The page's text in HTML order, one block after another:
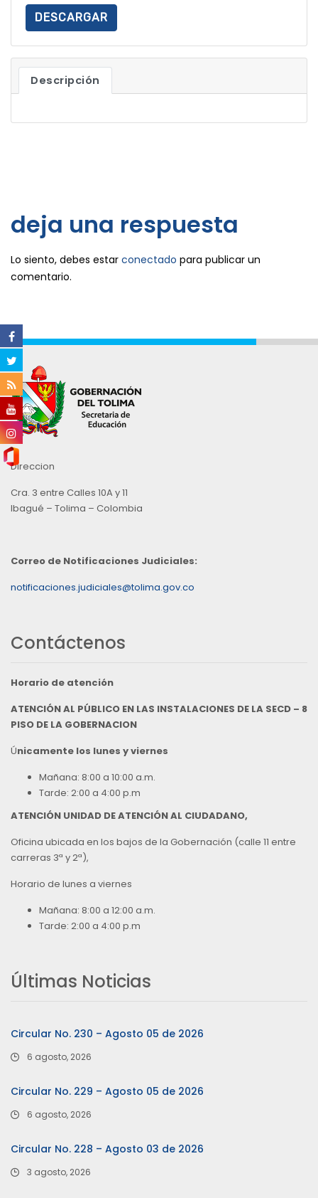
DESCARGAR
Descripción
deja una respuesta
Lo siento, debes estar conectado para publicar un
comentario.
Direccion
Cra. 3 entre Calles 10A y 11
Ibagué – Tolima – Colombia
Correo de Notificaciones Judiciales:
notificaciones.judiciales@tolima.gov.co
Contáctenos
Horario de atención
ATENCIÓN AL PÚBLICO EN LAS INSTALACIONES DE LA SECD – 8
PISO DE LA GOBERNACION
Únicamente los lunes y viernes
Mañana: 8:00 a 10:00 a.m.
Tarde: 2:00 a 4:00 p.m
ATENCIÓN UNIDAD DE ATENCIÓN AL CIUDADANO,
Oficina ubicada en los bajos de la Gobernación (calle 11 entre
carreras 3ª y 2ª),
Horario de lunes a viernes
Mañana: 8:00 a 12:00 a.m.
Tarde: 2:00 a 4:00 p.m
Últimas Noticias
Circular No. 230 – Agosto 05 de 2026
6 agosto, 2026
Circular No. 229 – Agosto 05 de 2026
6 agosto, 2026
Circular No. 228 – Agosto 03 de 2026
3 agosto, 2026